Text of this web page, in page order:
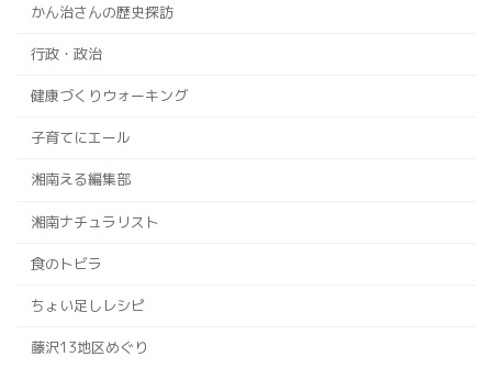
かん治さんの歴史探訪
行政・政治
健康づくりウォーキング
子育てにエール
湘南える編集部
湘南ナチュラリスト
食のトビラ
ちょい足しレシピ
藤沢13地区めぐり